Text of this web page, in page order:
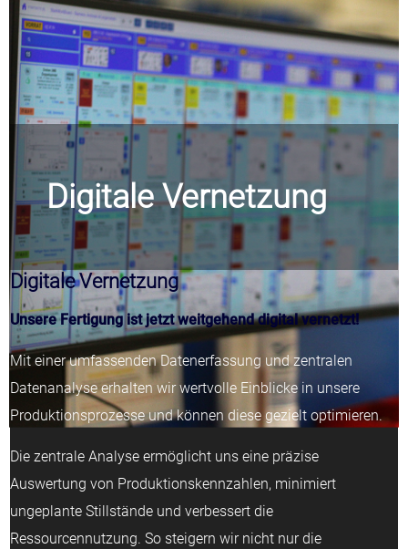
Digitale Vernetzung
Digitale Vernetzung
Unsere Fertigung ist jetzt weitgehend digital vernetzt!
Mit einer umfassenden Datenerfassung und zentralen
Datenanalyse erhalten wir wertvolle Einblicke in unsere
Produktionsprozesse und können diese gezielt optimieren.
Die zentrale Analyse ermöglicht uns eine präzise
Auswertung von Produktionskennzahlen, minimiert
ungeplante Stillstände und verbessert die
Ressourcennutzung. So steigern wir nicht nur die